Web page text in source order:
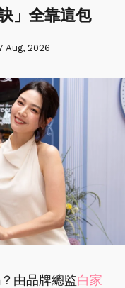
」全靠這包
Aug, 2026
由品牌總監白家